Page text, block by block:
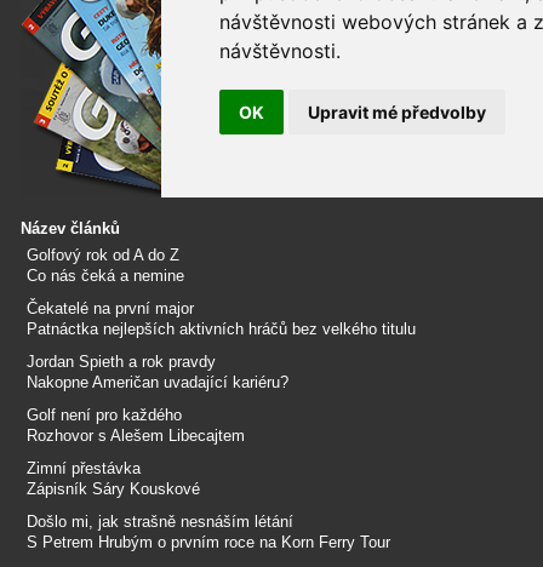
Název článků
Golfový rok od A do Z
Co nás čeká a nemine
Čekatelé na první major
Patnáctka nejlepších aktivních hráčů bez velkého titulu
Jordan Spieth a rok pravdy
Nakopne Američan uvadající kariéru?
Golf není pro každého
Rozhovor s Alešem Libecajtem
Zimní přestávka
Zápisník Sáry Kouskové
Došlo mi, jak strašně nesnáším létání
S Petrem Hrubým o prvním roce na Korn Ferry Tour